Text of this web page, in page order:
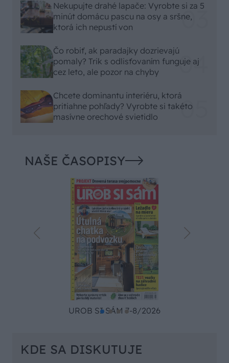
Nekupujte drahé lapače: Vyrobte si za 5
minút domácu pascu na osy a sršne,
ktorá ich nepustí von
Čo robiť, ak paradajky dozrievajú
pomaly? Trik s odlisťovaním funguje aj
cez leto, ale pozor na chyby
Chcete dominantu interiéru, ktorá
pritiahne pohľady? Vyrobte si takéto
masívne orechové svietidlo
NAŠE ČASOPISY
UROB SI SÁM 7-8/2026
KDE SA DISKUTUJE